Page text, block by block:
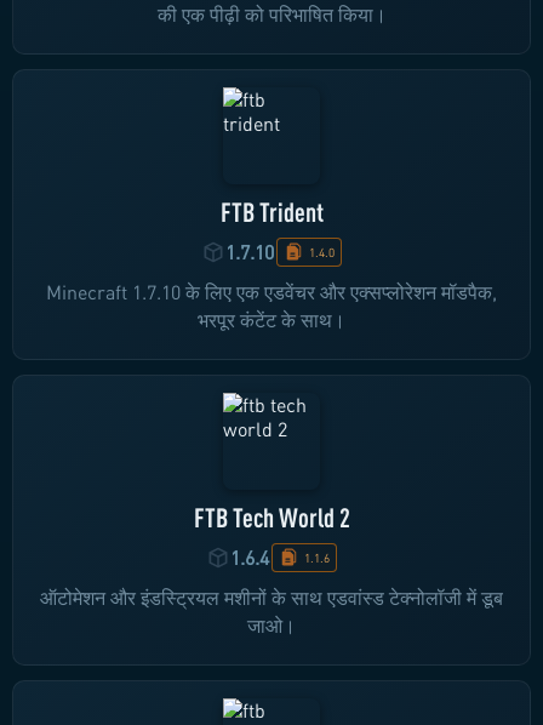
की एक पीढ़ी को परिभाषित किया।
FTB Trident
1.7.10 1.4.0
Minecraft 1.7.10 के लिए एक एडवेंचर और एक्सप्लोरेशन मॉडपैक,
भरपूर कंटेंट के साथ।
FTB Tech World 2
1.6.4 1.1.6
ऑटोमेशन और इंडस्ट्रियल मशीनों के साथ एडवांस्ड टेक्नोलॉजी में डूब
जाओ।